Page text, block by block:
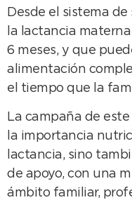
Desde el sistema
la lactancia
6 meses, y que
alimentación
el tiempo que la
La campaña de
la importancia
lactancia, sino
de apoyo, con una
ámbito familiar,